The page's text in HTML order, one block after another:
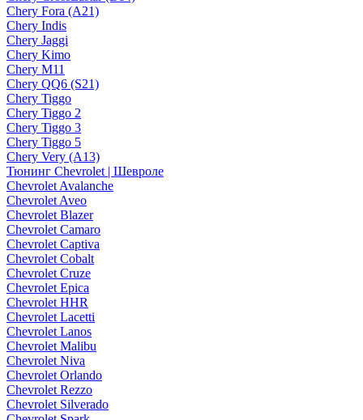
Chery Fora (A21)
Chery Indis
Chery Jaggi
Chery Kimo
Chery M11
Chery QQ6 (S21)
Chery Tiggo
Chery Tiggo 2
Chery Tiggo 3
Chery Tiggo 5
Chery Very (A13)
Тюнинг Chevrolet | Шевроле
Chevrolet Avalanche
Chevrolet Aveo
Chevrolet Blazer
Chevrolet Camaro
Chevrolet Captiva
Chevrolet Cobalt
Chevrolet Cruze
Chevrolet Epica
Chevrolet HHR
Chevrolet Lacetti
Chevrolet Lanos
Chevrolet Malibu
Chevrolet Niva
Chevrolet Orlando
Chevrolet Rezzo
Chevrolet Silverado